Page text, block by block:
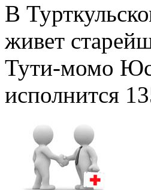
В
живет
Тути-момо
исполнится